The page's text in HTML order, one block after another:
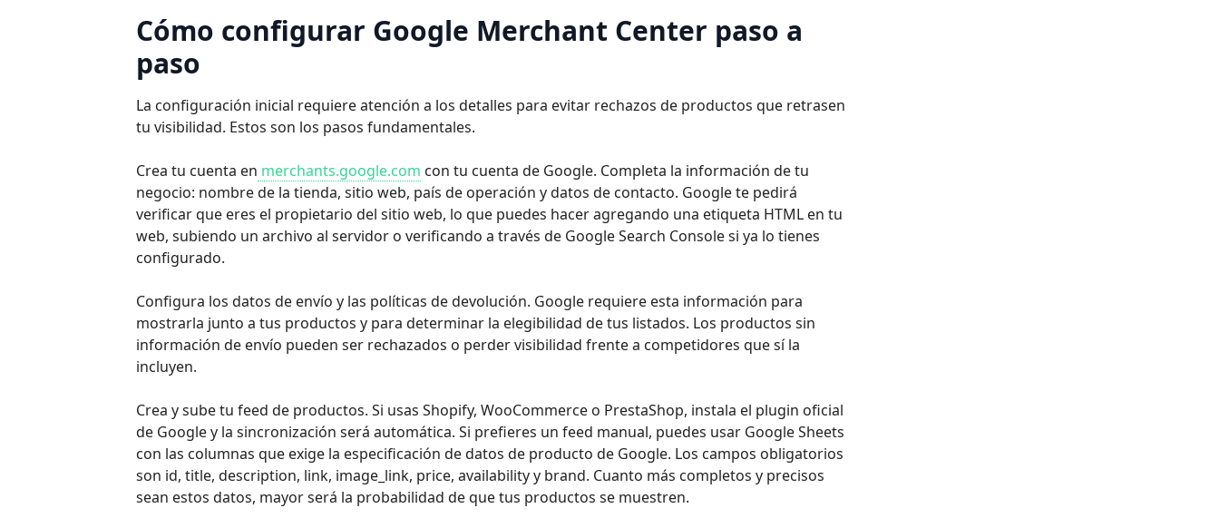
Cómo configurar Google Merchant Center paso a
paso
La configuración inicial requiere atención a los detalles para evitar rechazos de productos que retrasen
tu visibilidad. Estos son los pasos fundamentales.
Crea tu cuenta en merchants.google.com con tu cuenta de Google. Completa la información de tu
negocio: nombre de la tienda, sitio web, país de operación y datos de contacto. Google te pedirá
verificar que eres el propietario del sitio web, lo que puedes hacer agregando una etiqueta HTML en tu
web, subiendo un archivo al servidor o verificando a través de Google Search Console si ya lo tienes
configurado.
Configura los datos de envío y las políticas de devolución. Google requiere esta información para
mostrarla junto a tus productos y para determinar la elegibilidad de tus listados. Los productos sin
información de envío pueden ser rechazados o perder visibilidad frente a competidores que sí la
incluyen.
Crea y sube tu feed de productos. Si usas Shopify, WooCommerce o PrestaShop, instala el plugin oficial
de Google y la sincronización será automática. Si prefieres un feed manual, puedes usar Google Sheets
con las columnas que exige la especificación de datos de producto de Google. Los campos obligatorios
son id, title, description, link, image_link, price, availability y brand. Cuanto más completos y precisos
sean estos datos, mayor será la probabilidad de que tus productos se muestren.